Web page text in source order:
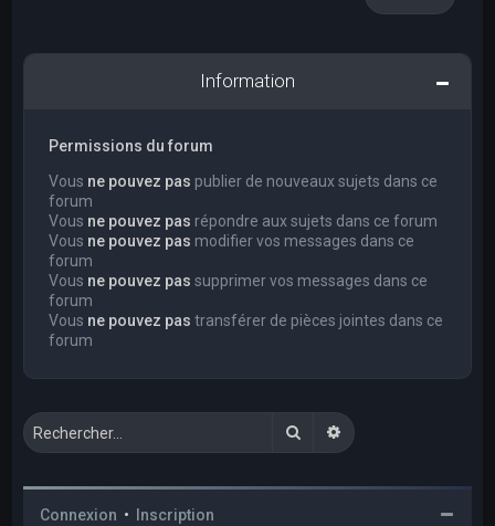
Information
Permissions du forum
Vous ne pouvez pas publier de nouveaux sujets dans ce
forum
Vous ne pouvez pas répondre aux sujets dans ce forum
Vous ne pouvez pas modifier vos messages dans ce
forum
Vous ne pouvez pas supprimer vos messages dans ce
forum
Vous ne pouvez pas transférer de pièces jointes dans ce
forum
RechercherRecherche avancée
Connexion • Inscription